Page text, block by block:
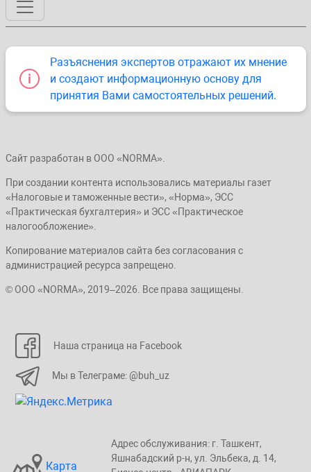
Разъяснения экспертов отражают их мнение
и создают информационную основу для
принятия Вами самостоятельных решений.
Сайт разработан в ООО «NORMA».
При создании контента использовались материалы газет
«Налоговые и таможенные вести», «Норма», ЭСС
«Практическая бухгалтерия» и ЭСС «Практическое
налогообложение».
Копирование материалов сайта без согласования с
администрацией ресурса запрещено.
© ООО «NORMA», 2019–2026. Все права защищены.
Наша страница на Facebook
Мы в Телеграме: @buh_uz
Карта
Адрес обслуживания: г. Taшкент,
Яшнaбaдский p-н, yл. Эльбeка, д. 14,